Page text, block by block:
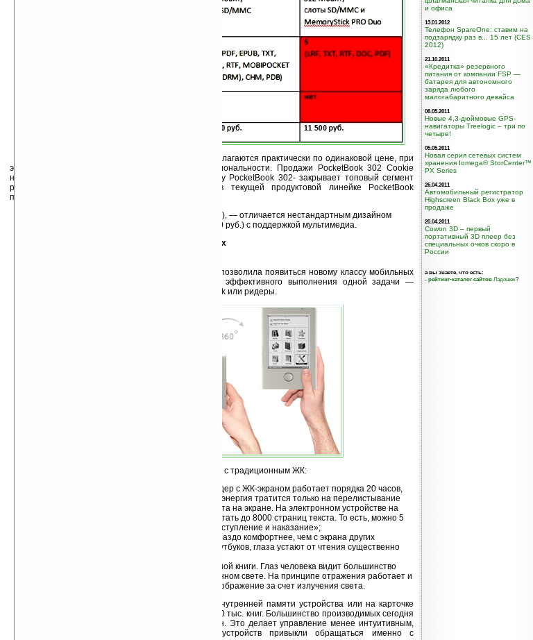
Не сложно заметить, что оба конкурента предлагаются практически по одинаковой цене, при
этом проигрывая PocketBook 302 Cookie в функциональности. Продажи PocketBook 302 Cookie
начались c 15 марта. Появление в модельном ряду PocketBook 302- закрывает топовый сегмент
ридеров бренда PocketBook. Помимо новинки в текущей продуктовой линейке PocketBook
представлены:
Компактный ридер PocketBook 360° (9 990 руб.), — отличается нестандартным дизайном
Тонкий и легкий ридер PocketBook 301+ (10 990 руб.) с поддержкой мультимедиа.
О технологии eINK и электронных ридерах
Технология «электронных чернил» (eINK) позволила появиться новому классу мобильных
устройств, предназначенных для максимально эффективного выполнения одной задачи —
чтения электронных книг. Устройства эти — e-book или ридеры.
Преимущества дисплея eINK по сравнению с традиционным ЖК:
значительно меньшее энергопотребление. Ридер с ЖК-экраном работает порядка 20 часов,
ридер с eINK – до месяца (~720 часов), поскольку энергия тратится только на перелистывание
страниц, но не на отображение статического текста на экране. На электронном устройстве на
базе eINK на одном заряде батареи можно прочитать до 8000 страниц текста. То есть, можно 5
раз прочитать «Анну Каренину» или 7 раз – «Преступление и наказание»;
отсутствие мерцания изображения. Читать гораздо комфортнее, чем с экрана других
электронных устройств: коммуникаторов, КПК, ноутбуков, глаза устают от чтения существенно
максимальная «похожесть» на страницу обычной книги. Глаз человека видит большинство
предметов (страницу книги в том числе) в отраженном свете. На принципе отражения работает и
дисплей eINK тогда как ЖК-экраны формируют изображение за счет излучения света.
В стандартном электронном ридере (во внутренней памяти устройства или на карточке
памяти) можно хранить целую библиотеку – до 60 тыс. книг. Большинство производимых сегодня
ридеров имеют неактивный (несенсорный) экран. Это делает управление менее интуитивным,
поскольку многие пользователи мобильных устройств привыкли обращаться именно с
и офиса
13.01.2012
Телефон SpareOne: ставим на
подзарядку раз в... 15 лет (CES
2012)
21.10.2011
«Кредитка» резервного
питания от компании FSP —
батарея для автономного
заряда любого
малогабаритного девайса
06.05.2011
Новые 4,3-дюймовые GPS-
навигаторы Treelogic – три по
четыре!
05.05.2011
Новая серия сетевых систем
хранения Iomega® StorCenter™
PX Series
26.04.2011
Автомобильный регистратор
Highscreen Black Box уже в
продаже
20.04.2011
Cowon 3D – первый
портативный 3D плеер без
специальных очков скоро в
России
а вы знаете, что есть:
- рейтинг-каталог сайтов Ладошек?